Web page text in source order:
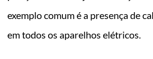
exemplo comum é a presença de
em todos os aparelhos elétricos.